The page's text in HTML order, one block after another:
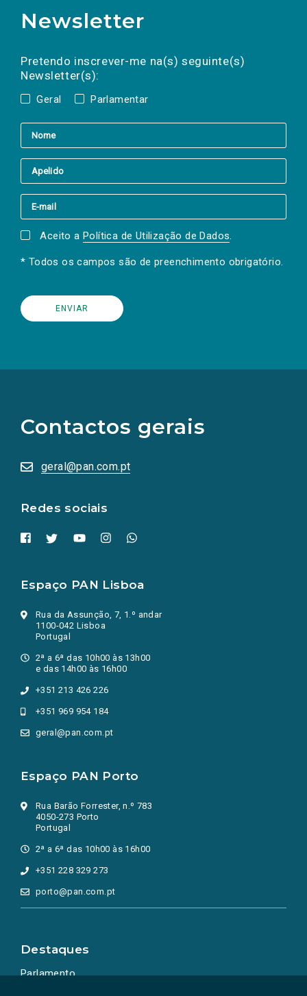
Newsletter
Pretendo inscrever-me na(s) seguinte(s)
Newsletter(s):
Geral Parlamentar
a(s) newsletter(s).
mail
Aceito a Política de Utilização de Dados.
* Todos os campos são de preenchimento obrigatório.
Contactos gerais
geral@pan.com.pt
Redes sociais
redes
sociais
numa
nova
Espaço PAN Lisboa
Rua da Assunção, 7, 1.º andar
1100-042 Lisboa
Portugal
2ª a 6ª das 10h00 às 13h00
e das 14h00 às 16h00
+351 213 426 226
+351 969 954 184
geral@pan.com.pt
Espaço PAN Porto
Rua Barão Forrester, n.º 783
4050-273 Porto
Portugal
2ª a 6ª das 10h00 às 16h00
+351 228 329 273
porto@pan.com.pt
Destaques
Parlamento